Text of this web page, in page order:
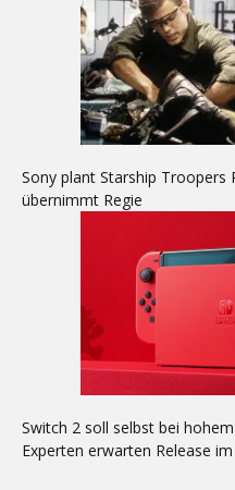
Sony plant Starship
übernimmt Regie
Switch 2 soll selbst bei
Experten erwarten Release im